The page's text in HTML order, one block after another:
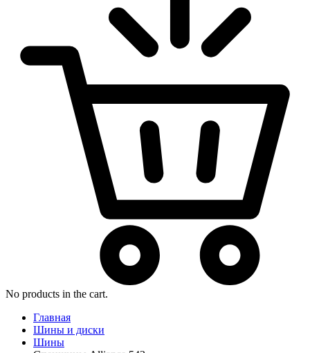
No products in the cart.
Главная
Шины и диски
Шины